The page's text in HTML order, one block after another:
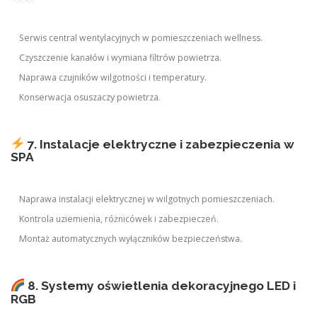
Serwis central wentylacyjnych w pomieszczeniach wellness.
Czyszczenie kanałów i wymiana filtrów powietrza.
Naprawa czujników wilgotności i temperatury.
Konserwacja osuszaczy powietrza.
7. Instalacje elektryczne i zabezpieczenia w
SPA
Naprawa instalacji elektrycznej w wilgotnych pomieszczeniach.
Kontrola uziemienia, różnicówek i zabezpieczeń.
Montaż automatycznych wyłączników bezpieczeństwa.
8. Systemy oświetlenia dekoracyjnego LED i
RGB